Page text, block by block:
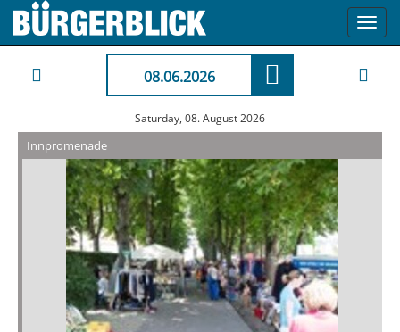
08.06.2026
Saturday, 08. August 2026
Innpromenade